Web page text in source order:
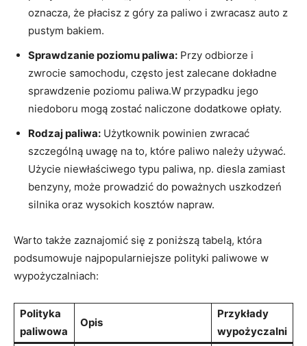
oznacza, że płacisz ⁣z góry za paliwo ⁢i⁢ zwracasz auto z⁣
pustym ⁢bakiem.
Sprawdzanie poziomu​ paliwa: Przy odbiorze i
zwrocie ‌samochodu, często‍ jest zalecane dokładne‍
sprawdzenie poziomu paliwa.W przypadku jego
niedoboru mogą zostać naliczone dodatkowe opłaty.
Rodzaj paliwa: Użytkownik ‍powinien zwracać
⁣szczególną uwagę na‌ to, które paliwo należy używać.
Użycie niewłaściwego typu paliwa, np. ‍diesla zamiast⁤
benzyny, może prowadzić do‌ poważnych uszkodzeń‌
silnika oraz wysokich kosztów napraw.
Warto także zaznajomić się ⁢z⁤ poniższą tabelą, która
podsumowuje najpopularniejsze polityki‌ paliwowe w
wypożyczalniach:
Polityka
⁢paliwowa
Opis
Przykłady
wypożyczalni